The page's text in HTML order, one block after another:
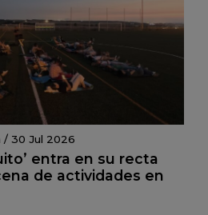
/ 30 Jul 2026
entra en su recta
de actividades en